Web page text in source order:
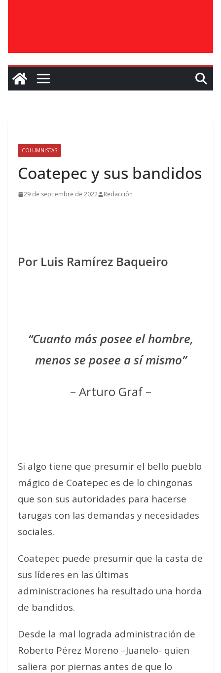
COLUMNISTAS
Coatepec y sus bandidos
29 de septiembre de 2022 Redacción
Por Luis Ramírez Baqueiro
“Cuanto más posee el hombre,
menos se posee a sí mismo”
– Arturo Graf –
Si algo tiene que presumir el bello pueblo
mágico de Coatepec es de lo chingonas
que son sus autoridades para hacerse
tarugas con las demandas y necesidades
sociales.
Coatepec puede presumir que la casta de
sus líderes en las últimas
administraciones ha resultado una horda
de bandidos.
Desde la mal lograda administración de
Roberto Pérez Moreno –Juanelo- quien
saliera por piernas antes de que lo